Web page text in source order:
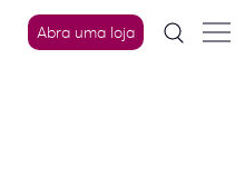
Abra uma loja